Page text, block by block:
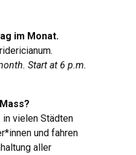
im Monat.
Start at 6 p.m.
vielen Städten
und fahren
aller